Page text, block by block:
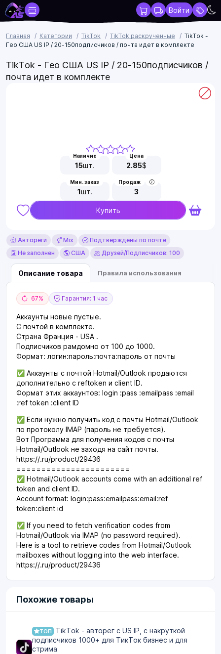
Войти
Главная Категории TikTok TikTok раскрученные
TikTok -
Гео США US IP / 20-150подписчиков / почта идет в комплекте
TikTok - Гео США US IP / 20-150подписчиков /
почта идет в комплекте
Наличие
15шт.
Цена
2.85$
Мин. заказ
1шт.
Продаж
3
Купить
Автореги Mix
Подтверждены по почте
Не заполнен
США Друзей/Подписчиков: 100
Описание товара Правила использования
67% Гарантия: 1 час
Аккаунты новые пустые.
С почтой в комплекте.
Страна Франция - USA .
Подписчиков рамдомно от 100 до 1000.
Формат: логин:пароль:почта:пароль от почты
✅ Аккаунты с почтой Hotmail/Outlook продаются
дополнительно с reftoken и client ID.
Формат этих аккаунтов: login :pass :emailpass :email
:ref token :client ID
✅ Если нужно получить код с почты Hotmail/Outlook
по протоколу IMAP (пароль не требуется).
Вот Программа для получения кодов с почты
Hotmail/Outlook не заходя на сайт почты.
https://.ru/product/29436
=======================
✅ Hotmail/Outlook accounts come with an additional ref
token and client ID.
Account format: login:pass:emailpass:email:ref
token:client id
✅ If you need to fetch verification codes from
Hotmail/Outlook via IMAP (no password required).
Here is a tool to retrieve codes from Hotmail/Outlook
mailboxes without logging into the web interface.
https://.ru/product/29436
Похожие товары
ТОП
TikTok - авторег с US IP, с накруткой
подписчиков 1000+ для ТикТок бизнес и для
стрима